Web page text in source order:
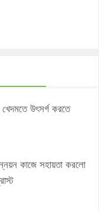
উৎসর্গ করতে
কাজে সহায়তা করলো